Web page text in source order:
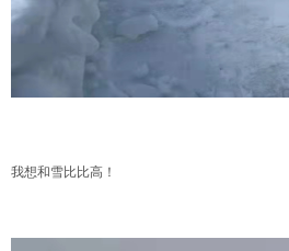
我想和雪比比高！